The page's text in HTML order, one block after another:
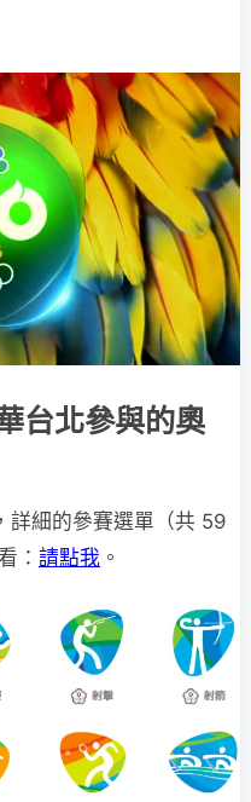
台北參與的奧
詳細的參賽選單（共 59
： 請點我 。